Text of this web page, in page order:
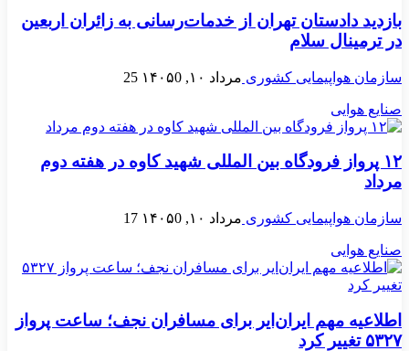
بازدید دادستان تهران از خدمات‌رسانی به زائران اربعین
در ترمینال سلام
سازمان هواپیمایی کشوری مرداد ۱۰, ۱۴۰۵ 0
25
صنایع هوایی
۱۲ پرواز فرودگاه بین المللی شهید کاوه در هفته دوم
مرداد
سازمان هواپیمایی کشوری مرداد ۱۰, ۱۴۰۵ 0
17
صنایع هوایی
اطلاعیه مهم ایران‌ایر برای مسافران نجف؛ ساعت پرواز
۵۳۲۷ تغییر کرد